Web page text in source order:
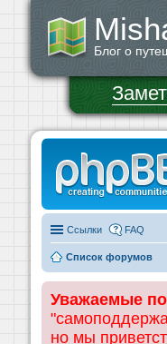
Блог о
Ссылки FAQ
Список форумов
Уважаемые
но мы